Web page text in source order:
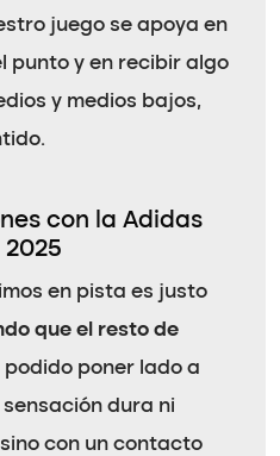
juego se apoya en
punto y en recibir algo
y medios bajos,
con la Adidas
en pista es justo
que el resto de
podido poner lado a
dura ni
con un contacto